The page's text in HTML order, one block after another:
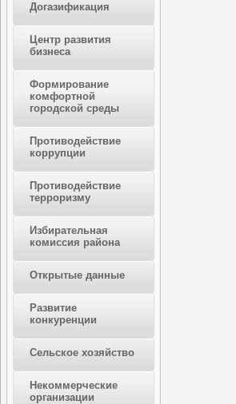
Догазификация
Центр развития
бизнеса
Формирование
комфортной
городской среды
Противодействие
коррупции
Противодействие
терроризму
Избирательная
комиссия района
Открытые данные
Развитие
конкуренции
Сельское хозяйство
Некоммерческие
организации